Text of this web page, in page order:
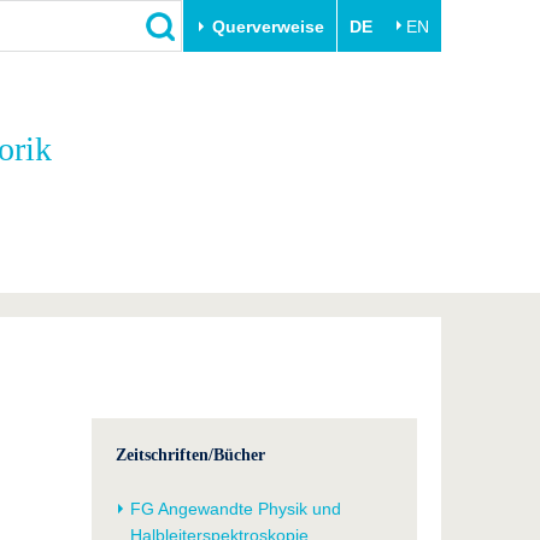
Querverweise DE EN
Transfer
Innovative Transferprojekte
BTU & Region erleben
Zeitschriften/Bücher
FG Angewandte Physik und
Halbleiterspektroskopie